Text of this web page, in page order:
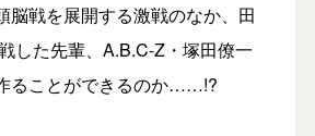
脳戦を展開する激戦のなか、田
した先輩、A.B.C-Z・塚田僚一
ることができるのか……!?